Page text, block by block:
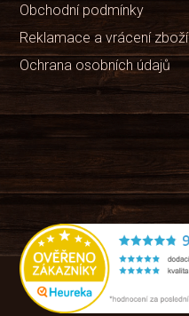
Obchodní podmínky
Reklamace a vrácení zboží
Ochrana osobních údajů